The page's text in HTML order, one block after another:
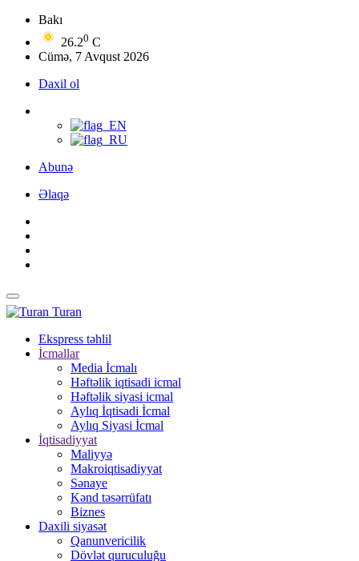
Bakı
26.20 C
Cümə, 7 Avqust 2026
Daxil ol
Abunə
Əlaqə
Turan
Ekspress təhlil
İcmallar
Media İcmalı
Həftəlik iqtisadi icmal
Həftəlik siyasi icmal
Aylıq İqtisadi İcmal
Aylıq Siyasi İcmal
İqtisadiyyat
Maliyyə
Makroiqtisadiyyat
Sənaye
Kənd təsərrüfatı
Biznes
Daxili siyasət
Qanunvericilik
Dövlət quruculuğu